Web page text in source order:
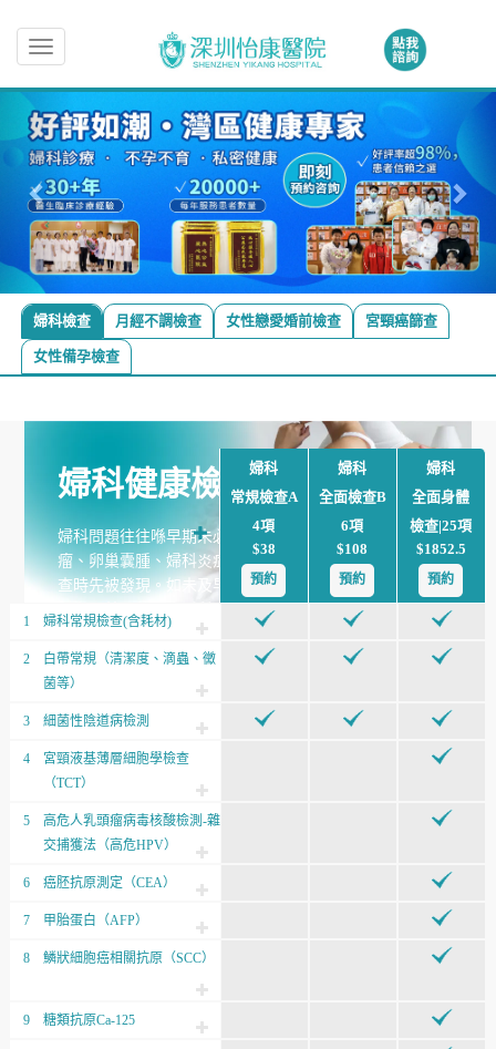
Toggle
navigation
婦科檢查 月經不調檢查 女性戀愛婚前檢查 宮頸癌篩查
女性備孕檢查
婦科健康檢查
婦科問題往往喺早期未必有明顯症狀，例如經期失調、子宮肌
瘤、卵巢囊腫、婦科炎症，甚至子宮頸病變，很多時都係喺檢
查時先被發現。如未及早處理，可能會影響生育能力、荷爾蒙
平衡，甚至整體生活質素。此婦科檢查計劃為女性不同人生階
段而設，特別適合有經期不規律、備孕或產後調理需要、長期
腹痛或分泌物異常嘅人士，同時亦建議25歲或以上女性定期接
受檢查，及早了解子宮及卵巢健康狀況，為自己做好長遠健康
婦科
常規檢查A
4項
$38
預約
婦科
全面檢查B
6項
$108
預約
婦科
全面身體
檢查|25項
$1852.5
預約
1 婦科常規檢查(含耗材)
2
白帶常規（清潔度、滴蟲、黴
菌等）
3 細菌性陰道病檢測
4
宮頸液基薄層細胞學檢查
（TCT）
5
高危人乳頭瘤病毒核酸檢測-雜
交捕獲法（高危HPV）
6 癌胚抗原測定（CEA）
7 甲胎蛋白（AFP）
8 鱗狀細胞癌相關抗原（SCC）
9 糖類抗原Ca-125